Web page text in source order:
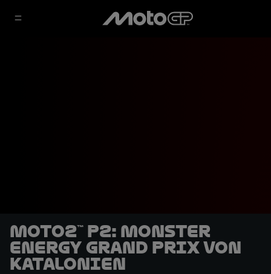
Moto2™ P2: Monster
Energy Grand Prix von
Katalonien